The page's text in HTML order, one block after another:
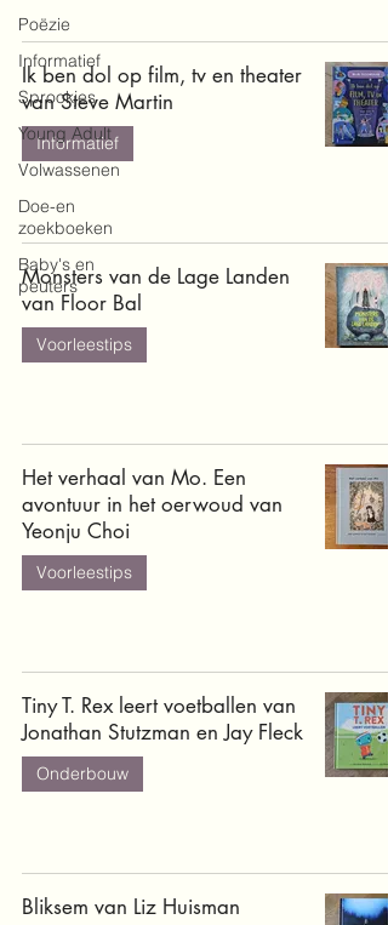
Poëzie
Informatief
Sprookjes
Young Adult
Volwassenen
Doe-en
zoekboeken
Baby's en
peuters
Ik ben dol op film, tv en theater
van Steve Martin
Informatief
Monsters van de Lage Landen
van Floor Bal
Voorleestips
Het verhaal van Mo. Een
avontuur in het oerwoud van
Yeonju Choi
Voorleestips
Tiny T. Rex leert voetballen van
Jonathan Stutzman en Jay Fleck
Onderbouw
Bliksem van Liz Huisman